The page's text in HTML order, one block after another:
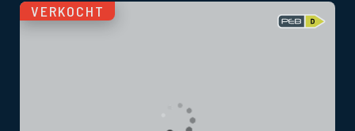
VERKOCHT